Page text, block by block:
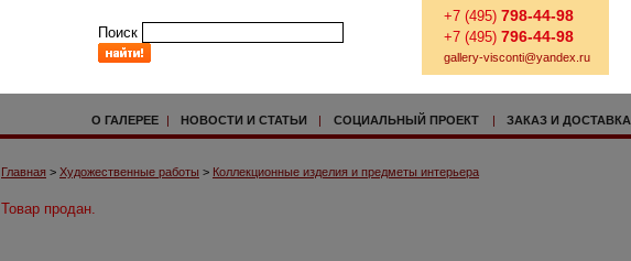
Поиск
+7 (495) 798-44-98
+7 (495) 796-44-98
gallery-visconti@yandex.ru
О ГАЛЕРЕЕ | НОВОСТИ И СТАТЬИ | СОЦИАЛЬНЫЙ ПРОЕКТ | ЗАКАЗ И ДОСТАВКА
Главная > Художественные работы > Коллекционные изделия и предметы интерьера
Товар продан.